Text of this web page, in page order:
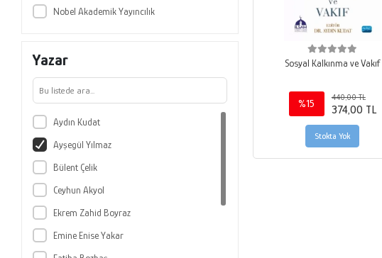
Nobel Akademik Yayıncılık
Yazar
Aydın Kudat
Ayşegül Yılmaz
Bülent Çelik
Ceyhun Akyol
Ekrem Zahid Boyraz
Emine Enise Yakar
Sosyal Kalkınma ve Vakıf
%15
440,00 TL
374,00 TL
Stokta Yok